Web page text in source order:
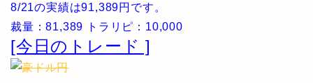
8/21の実績は91,389円です。
裁量：81,389 トラリピ：10,000
[今日のトレード ]